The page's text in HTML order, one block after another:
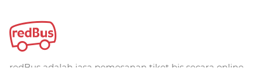
redBus adalah jasa pemesanan tiket bis secara online